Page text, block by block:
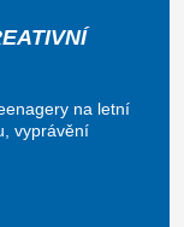
na letní
vyprávění